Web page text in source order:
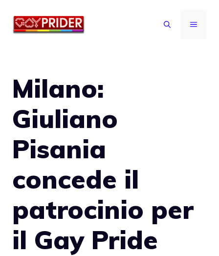
MENU
Milano:
Giuliano
Pisania
concede il
patrocinio per
il Gay Pride